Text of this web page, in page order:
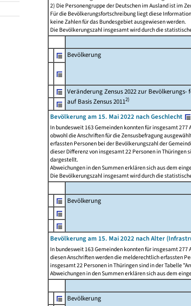
2) Die Personengruppe der Deutschen im Ausland ist im
Für die Bevölkerungsfortschreibung liegt diese
keine Zahlen für das Bundesgebiet ausgewiesen werden.
Die Bevölkerungszahl insgesamt wird durch die
Bevölkerung
Veränderung Zensus 2022 zur Bevölkerungs-
auf Basis Zensus 20112)
Bevölkerung am 15. Mai 2022 nach Geschlecht
In bundesweit 163 Gemeinden konnten für insgesamt
obwohl die Anschriften für die Zensusbefragung
erfassten Personen bei der Bevölkerungszahl der
dieser Differenz von insgesamt 22 Personen in
dargestellt.
Abweichungen in den Summen erklären sich aus dem
Die Bevölkerungszahl insgesamt wird durch die
Bevölkerung
Bevölkerung am 15. Mai 2022 nach Alter
In bundesweit 163 Gemeinden konnten für insgesamt
diesen Anschriften werden die melderechtlich erfassten
insgesamt 22 Personen in Thüringen sind in der Tabelle
Abweichungen in den Summen erklären sich aus dem
Bevölkerung